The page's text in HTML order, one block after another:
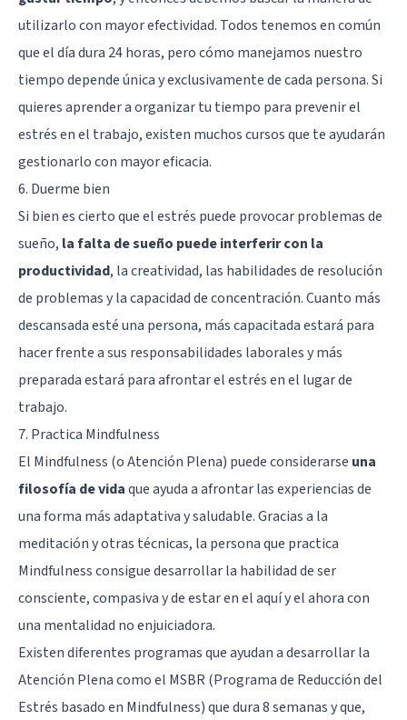
utilizarlo con mayor efectividad. Todos tenemos en común
que el día dura 24 horas, pero cómo manejamos nuestro
tiempo depende única y exclusivamente de cada persona. Si
quieres aprender a organizar tu tiempo para prevenir el
estrés en el trabajo, existen muchos cursos que te ayudarán
gestionarlo con mayor eficacia.
6. Duerme bien
Si bien es cierto que el estrés puede provocar problemas de
sueño, la falta de sueño puede interferir con la
productividad, la creatividad, las habilidades de resolución
de problemas y la capacidad de concentración. Cuanto más
descansada esté una persona, más capacitada estará para
hacer frente a sus responsabilidades laborales y más
preparada estará para afrontar el estrés en el lugar de
trabajo.
7. Practica Mindfulness
El Mindfulness (o Atención Plena) puede considerarse una
filosofía de vidaque ayuda a afrontar las experiencias de
una forma más adaptativa y saludable. Gracias a la
meditación y otras técnicas, la persona que practica
Mindfulness consigue desarrollar la habilidad de ser
consciente, compasiva y de estar en el aquí y el ahora con
una mentalidad no enjuiciadora.
Existen diferentes programas que ayudan a desarrollar la
Atención Plena como el MSBR (Programa de Reducción del
Estrés basado en Mindfulness) que dura 8 semanas y que,